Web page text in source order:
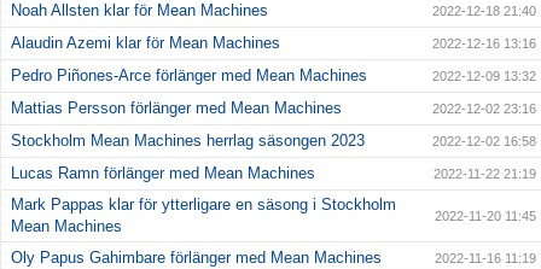
Noah Allsten klar för Mean Machines 2022-12-18 21:40
Alaudin Azemi klar för Mean Machines 2022-12-16 13:16
Pedro Piñones-Arce förlänger med Mean Machines 2022-12-09 13:32
Mattias Persson förlänger med Mean Machines 2022-12-02 23:16
Stockholm Mean Machines herrlag säsongen 2023 2022-12-02 16:58
Lucas Ramn förlänger med Mean Machines 2022-11-22 21:19
Mark Pappas klar för ytterligare en säsong i Stockholm
Mean Machines
2022-11-20 11:45
Oly Papus Gahimbare förlänger med Mean Machines 2022-11-16 11:19